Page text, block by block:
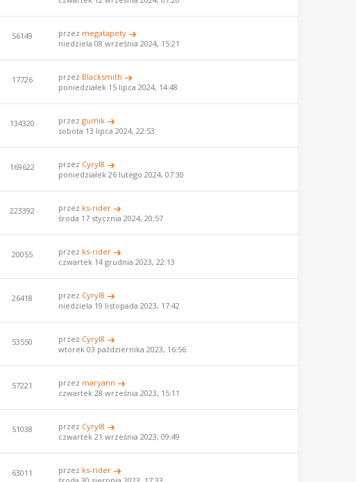
56149 przez megatapety
niedziela 08 września 2024, 15:21
17726 przez Blacksmith
poniedziałek 15 lipca 2024, 14:48
134320 przezgumik
sobota 13 lipca 2024, 22:53
169622 przez Cyryl8
poniedziałek 26 lutego 2024, 07:30
223392 przez ks-rider
środa 17 stycznia 2024, 20:57
20055 przez ks-rider
czwartek 14 grudnia 2023, 22:13
26418 przez Cyryl8
niedziela 19 listopada 2023, 17:42
53550 przez Cyryl8
wtorek 03 października 2023, 16:56
57221 przez maryann
czwartek 28 września 2023, 15:11
51038 przez Cyryl8
czwartek 21 września 2023, 09:49
63011 przez ks-rider